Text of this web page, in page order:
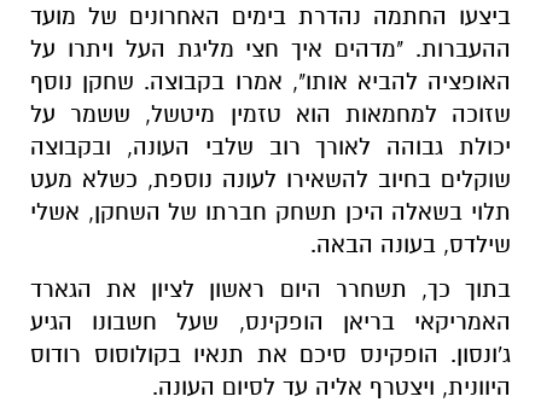
ביצעו החתמה נהדרת בימים האחרונים של מועד
ההעברות. "מדהים איך חצי מליגת העל ויתרו על
האופציה להביא אותו", אמרו בקבוצה. שחקן נוסף
שזוכה למחמאות הוא טזמין מיטשל, ששמר על
יכולת גבוהה לאורך רוב שלבי העונה, ובקבוצה
שוקלים בחיוב להשאירו לעונה נוספת, כשלא מעט
תלוי בשאלה היכן תשחק חברתו של השחקן, אשלי
שילדס, בעונה הבאה.
בתוך כך, תשחרר היום ראשון לציון את הגארד
האמריקאי בריאן הופקינס, שעל חשבונו הגיע
ג'ונסון. הופקינס סיכם את תנאיו בקולוסוס רודוס
היוונית, ויצטרף אליה עד לסיום העונה.